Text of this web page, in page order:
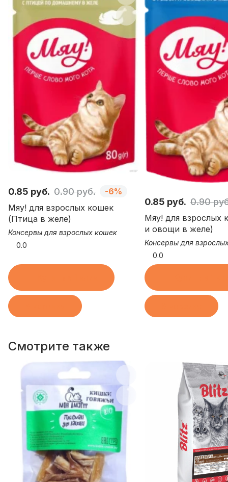
0.85 руб. 0.90 руб.
-6%
Мяу! для взрослых кошек
(Птица в желе)
Консервы для взрослых кошек
0.0
0.85 руб. 0.90
Мяу! для взрослых
и овощи в желе)
Консервы для
0.0
Смотрите также